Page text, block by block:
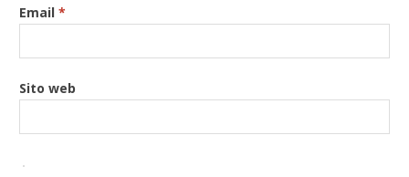
Email*
Sito web